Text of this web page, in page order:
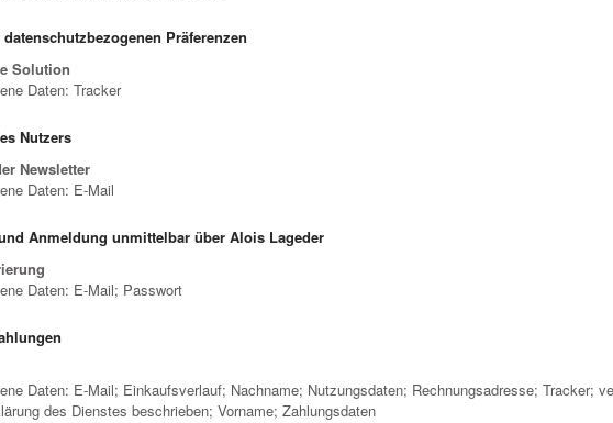
Präferenzen
Solution
Daten: Tracker
Nutzers
Newsletter
Daten: E-Mail
Anmeldung unmittelbar über Alois Lageder
Daten: E-Mail; Passwort
Daten: E-Mail; Einkaufsverlauf; Nachname; Nutzungsdaten; Rechnungsadresse; Tracker;
des Dienstes beschrieben; Vorname; Zahlungsdaten